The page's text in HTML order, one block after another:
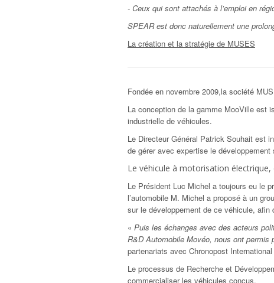
- Ceux qui sont attachés à l’emploi en
SPEAR est donc naturellement une
La création et la stratégie de MUSES
Fondée en novembre 2009,la société
La conception de la gamme MooVille est
industrielle de véhicules.
Le Directeur Général Patrick Souhait est
de gérer avec expertise le
Le véhicule à motorisation
Le Président Luc Michel a toujours eu le
l’automobile M. Michel a proposé à un
sur le développement de ce véhicule, afin
« Puis les échanges avec des acteurs
R&D Automobile Movéo, nous ont
partenariats avec Chronopost
Le processus de Recherche et
commercialiser les véhicules conçus.